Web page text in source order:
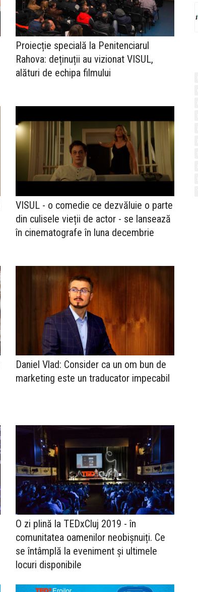
Proiecție specială la Penitenciarul
Rahova: deținuții au vizionat VISUL,
alături de echipa filmului
VISUL - o comedie ce dezvăluie o parte
din culisele vieții de actor - se lansează
în cinematografe în luna decembrie
Daniel Vlad: Consider ca un om bun de
marketing este un traducator impecabil
O zi plină la TEDxCluj 2019 - în
comunitatea oamenilor neobișnuiți. Ce
se întâmplă la eveniment și ultimele
locuri disponibile